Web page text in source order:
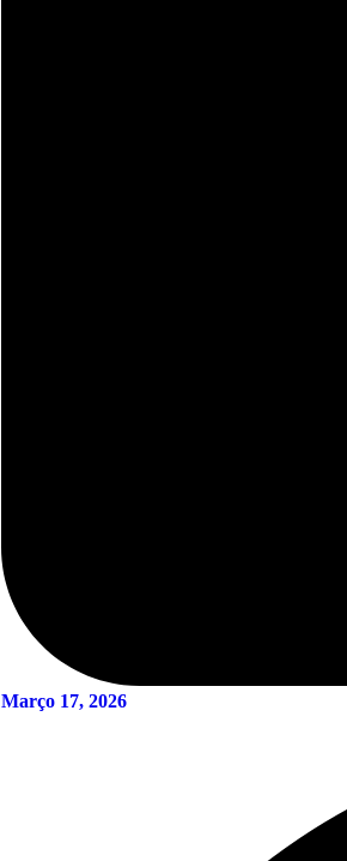
Março 17, 2026